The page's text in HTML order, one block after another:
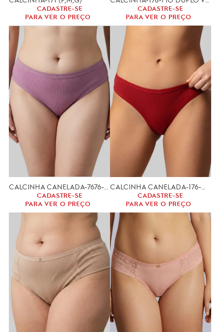
CADASTRE-SE
PARA VER O PREÇO
CADASTRE-SE
PARA VER O PREÇO
CADASTRE-SE
PARA VER O PREÇO
CADASTRE-SE
PARA VER O PREÇO